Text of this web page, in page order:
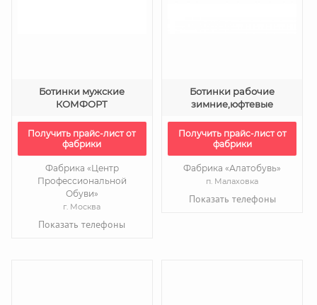
Ботинки мужские
КОМФОРТ
Получить прайс-лист от
фабрики
Фабрика «Центр
Профессиональной
Обуви»
г. Москва
Показать телефоны
Ботинки рабочие
зимние,юфтевые
Получить прайс-лист от
фабрики
Фабрика «Алатобувь»
п. Малаховка
Показать телефоны